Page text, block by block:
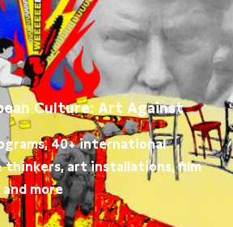
Culture: Art Against
40+ international
art installations, film
more